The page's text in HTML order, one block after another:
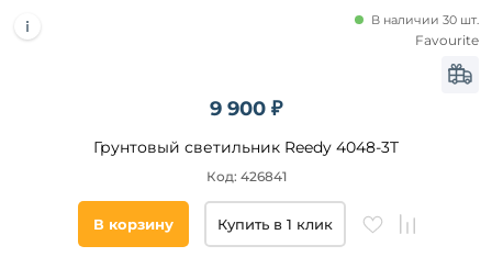
9 900 ₽
Грунтовый светильник Reedy 4048-3T
В наличии 30 шт.
Код: 426841
Favourite
В корзину Купить в 1 клик